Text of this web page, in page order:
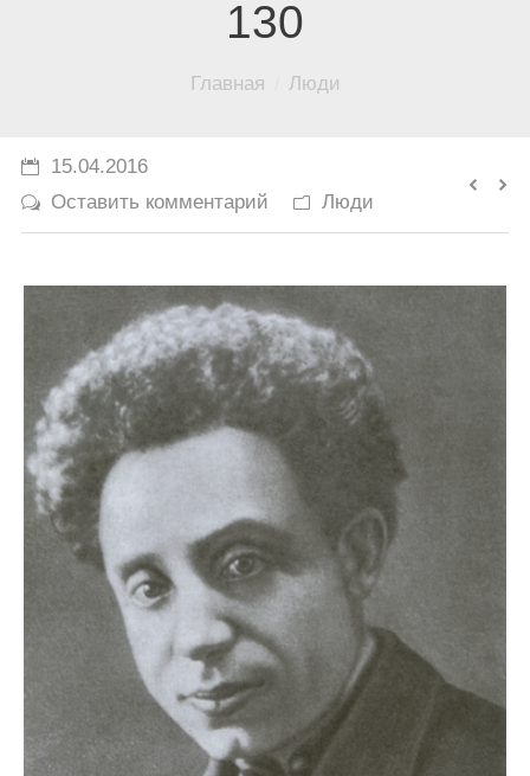
130
Главная Люди
15.04.2016
Оставить комментарий
Люди